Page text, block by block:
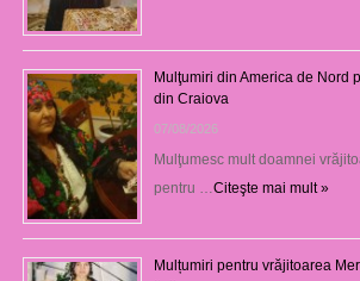
Mulţumiri din America de Nord
din Craiova
07/08/2026
Mulţumesc mult doamnei
pentru … Citeşte mai mult »
Mulțumiri pentru vrăjitoarea